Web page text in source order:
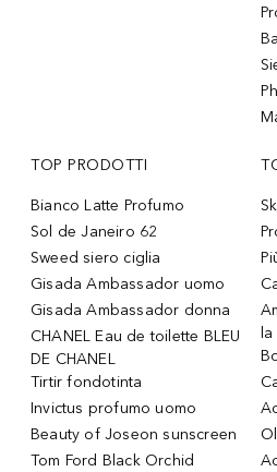
TOP PRODOTTI
Bianco Latte Profumo
Sol de Janeiro 62
Sweed siero ciglia
Gisada Ambassador uomo
Gisada Ambassador donna
CHANEL Eau de toilette BLEU
DE CHANEL
Tirtir fondotinta
Invictus profumo uomo
Beauty of Joseon sunscreen
Tom Ford Black Orchid